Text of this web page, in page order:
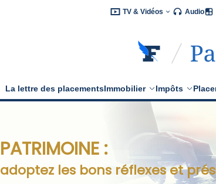
TV & Vidéos Audio
La lettre des placementsImmobilier Impôts
PATRIMOINE :
adoptez les bons réflexes et